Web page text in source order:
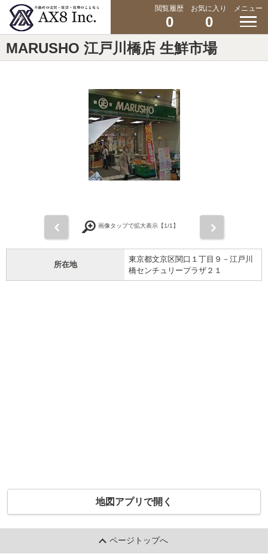
閲覧履歴
0
お気に入り
0
メニュー
MARUSHO 江戸川橋店 生鮮市場
画像タップで拡大表示【1/1】
所在地
東京都文京区関口１丁目９－江戸川
橋センチュリープラザ２１
地図アプリで開く
ページトップへ